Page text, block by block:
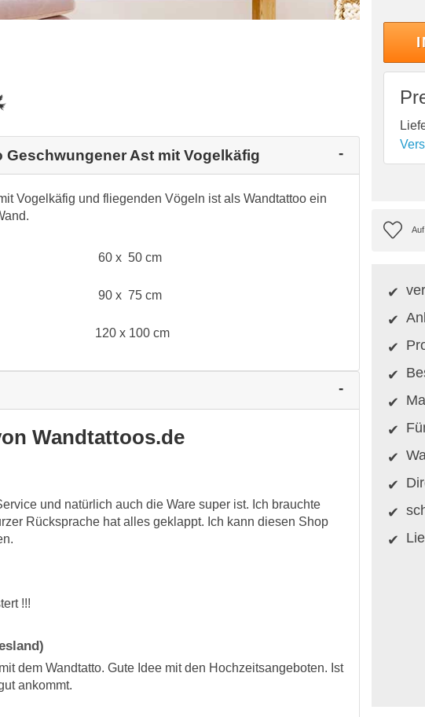
Ast mit Vogelkäfig
Vogelkäfig und fliegenden Vögeln ist als Wandtattoo ein
60 x 50 cm
90 x 75 cm
120 x 100 cm
Wandtattoos.de
und natürlich auch die Ware super ist. Ich brauchte
Rücksprache hat alles geklappt. Ich kann diesen Shop
!!!
dem Wandtatto. Gute Idee mit den Hochzeitsangeboten. Ist
ankommt.